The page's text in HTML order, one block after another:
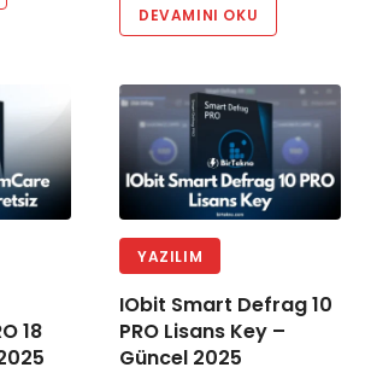
DEVAMINI OKU
18
YAZILIM
IObit Smart Defrag 10
PRO Lisans Key –
Güncel 2025